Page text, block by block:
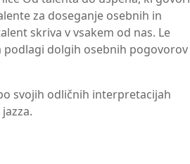
za doseganje osebnih in
skriva v vsakem od nas. Le
podlagi dolgih osebnih pogovorov
svojih odličnih interpretacijah